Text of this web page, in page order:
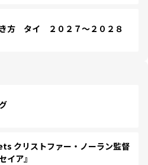
方 タイ ２０２７～２０２８
クリストファー・ノーラン監督
イア』